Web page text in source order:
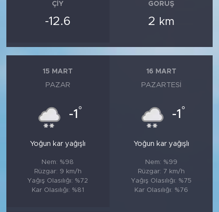
ÇIY
-12.6
GÖRÜŞ
2 km
15 MART
PAZAR
-1 °
Yoğun kar yağışlı
Nem: %98
Rüzgar: 9 km/h
Yağış Olasılığı: %72
Kar Olasılığı: %81
16 MART
PAZARTESI
-1 °
Yoğun kar yağışlı
Nem: %99
Rüzgar: 7 km/h
Yağış Olasılığı: %75
Kar Olasılığı: %76